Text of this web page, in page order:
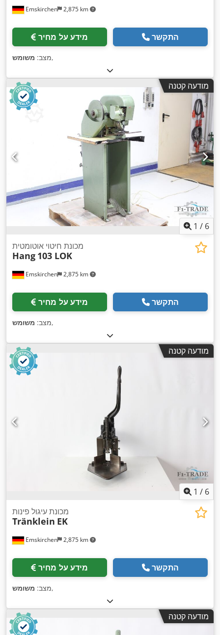
Emskirchen 2,875 km
מידע על מחיר התקשר
מצב: משומש ,
מודעה קטנה
1 / 6
Emskirchen 2,875 km
מכונת חיטוי אוטומטית
Hang 103 LOK
מידע על מחיר התקשר
מצב: משומש ,
מודעה קטנה
1 / 6
Emskirchen 2,875 km
מכונת עיגול פינות
Tränklein EK
מידע על מחיר התקשר
מצב: משומש ,
מודעה קטנה